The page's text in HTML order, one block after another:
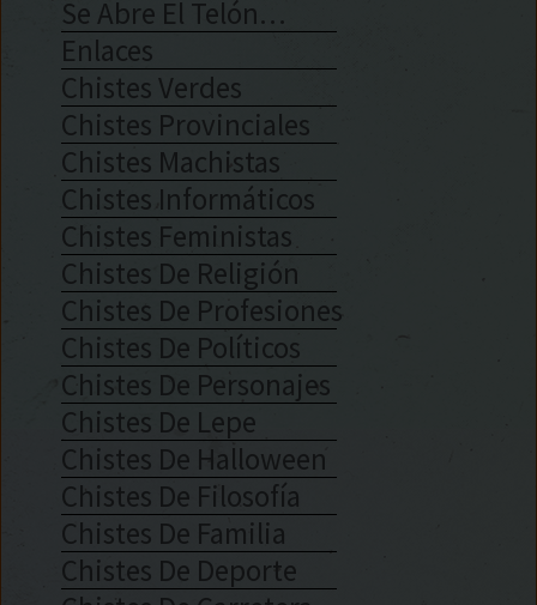
Se Abre El Telón…
Enlaces
Chistes Verdes
Chistes Provinciales
Chistes Machistas
Chistes Informáticos
Chistes Feministas
Chistes De Religión
Chistes De Profesiones
Chistes De Políticos
Chistes De Personajes
Chistes De Lepe
Chistes De Halloween
Chistes De Filosofía
Chistes De Familia
Chistes De Deporte